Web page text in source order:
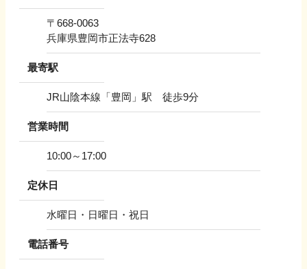
〒 668-0063
兵庫県豊岡市正法寺628
最寄駅
JR山陰本線「豊岡」駅 徒歩9分
営業時間
10:00～17:00
定休日
水曜日・日曜日・祝日
電話番号